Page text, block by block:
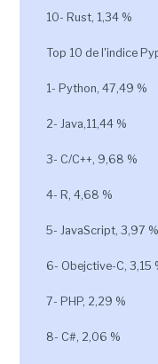
10- Rust, 1,34 %
Top 10 de l'indice
1- Python, 47,49 %
2- Java,11,44 %
3- C/C++, 9,68 %
4- R, 4,68 %
5- JavaScript, 3,97 %
6- Obejctive-C, 3,15
7- PHP, 2,29 %
8- C#, 2,06 %